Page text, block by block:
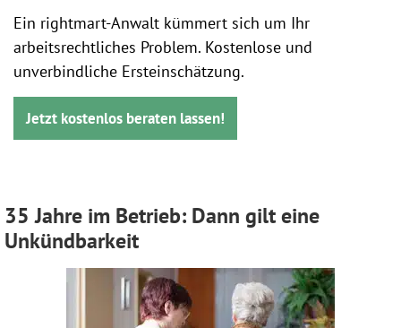
Ein rightmart-Anwalt kümmert sich um Ihr
arbeitsrechtliches Problem. Kostenlose und
unverbindliche Ersteinschätzung.
Jetzt kostenlos beraten lassen!
35 Jahre im Betrieb: Dann gilt eine
Unkündbarkeit